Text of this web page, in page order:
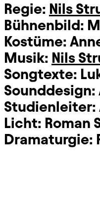
Regie: Nils
Bühnenbild:
Kostüme:
Musik: Nils
Songtexte:
Sounddesign:
Studienleiter:
Licht: Roman
Dramaturgie: